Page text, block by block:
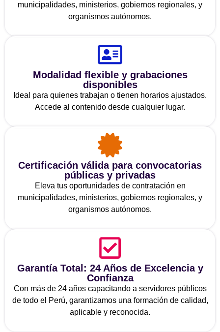
municipalidades, ministerios, gobiernos regionales, y
organismos autónomos.
Modalidad flexible y grabaciones
disponibles
Ideal para quienes trabajan o tienen horarios ajustados.
Accede al contenido desde cualquier lugar.
Certificación válida para convocatorias
públicas y privadas
Eleva tus oportunidades de contratación en
municipalidades, ministerios, gobiernos regionales, y
organismos autónomos.
Garantía Total: 24 Años de Excelencia y
Confianza
Con más de 24 años capacitando a servidores públicos
de todo el Perú, garantizamos una formación de calidad,
aplicable y reconocida.